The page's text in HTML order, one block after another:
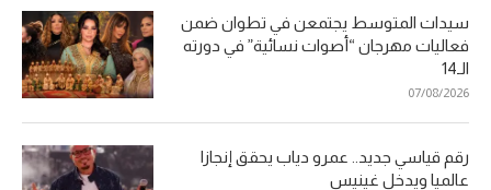
سيدات المتوسط يجتمعن في تطوان ضمن
فعاليات مهرجان “أصوات نسائية” في دورته
الـ14
07/08/2026
رقم قياسي جديد.. عمرو دياب يحقق إنجازا
عالميا ويدخل غينيس